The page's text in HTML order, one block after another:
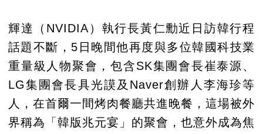
輝達（NVIDIA）執行長黃仁勳近日訪韓行程
話題不斷，5日晚間他再度與多位韓國科技業
重量級人物聚會，包含SK集團會長崔泰源、
LG集團會長具光謨及Naver創辦人李海珍等
人，在首爾一間烤肉餐廳共進晚餐，這場被外
界稱為「韓版兆元宴」的聚會，也意外成為焦